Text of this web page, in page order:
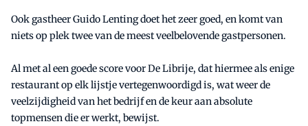
Ook gastheer Guido Lenting doet het zeer goed, en komt van
niets op plek twee van de meest veelbelovende gastpersonen.
Al met al een goede score voor De Librije, dat hiermee als enige
restaurant op elk lijstje vertegenwoordigd is, wat weer de
veelzijdigheid van het bedrijf en de keur aan absolute
topmensen die er werkt, bewijst.